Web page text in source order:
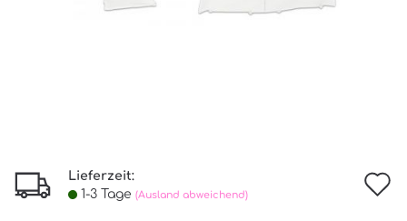
Lieferzeit:
1-3 Tage (Ausland abweichend)